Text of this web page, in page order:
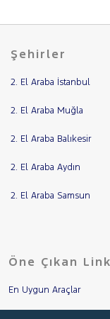
Şehirler
2. El Araba İstanbul
2. El Araba Muğla
2. El Araba Balıkesir
2. El Araba Aydın
2. El Araba Samsun
Öne Çıkan
En Uygun Araçlar